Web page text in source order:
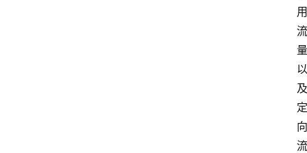
用
流
量
以
及
定
向
流